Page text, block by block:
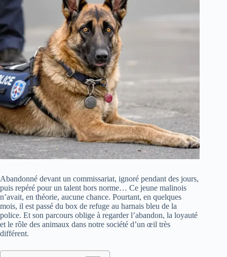
Abandonné devant un commissariat, ignoré pendant des jours,
puis repéré pour un talent hors norme… Ce jeune malinois
n’avait, en théorie, aucune chance. Pourtant, en quelques
mois, il est passé du box de refuge au harnais bleu de la
police. Et son parcours oblige à regarder l’abandon, la loyauté
et le rôle des animaux dans notre société d’un œil très
différent.